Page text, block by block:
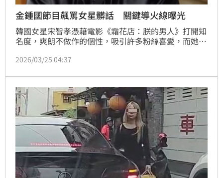
金鍾國節目飆罵女星髒話 關鍵導火線曝光
韓國女星宋智孝憑藉電影《霜花店：朕的男人》打開知
名度，爽朗不做作的個性，吸引許多粉絲喜愛，而她自
班底，豈料，近日宋智孝在節目中的表現飽受爭議，就
2026/03/25 04:37